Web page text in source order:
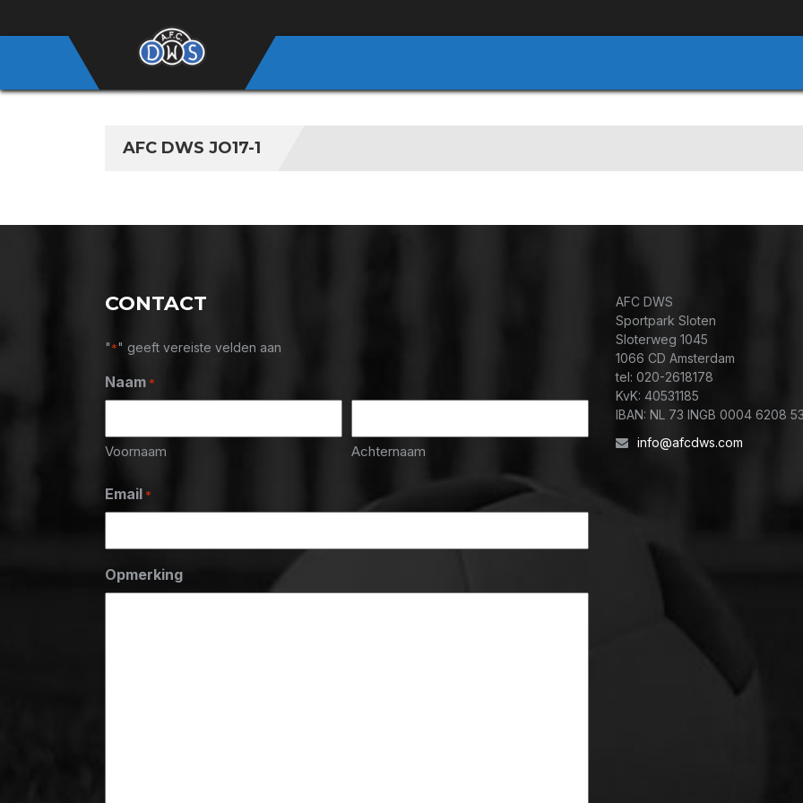
AFC DWS JO17-1
CONTACT
"*" geeft vereiste velden aan
Naam *
Voornaam Achternaam
Email *
Opmerking
AFC DWS
Sportpark Sloten
Sloterweg 1045
1066 CD Amsterdam
tel: 020-2618178
KvK: 40531185
IBAN: NL 73 INGB 0004 6208
info@afcdws.com